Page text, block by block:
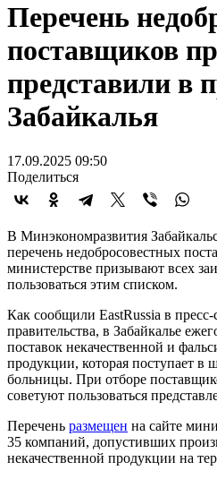
Перечень
поставщиков
представили в
Забайкалья
17.09.2025 09:50
Поделиться
В Минэкономразвития
перечень недобросовестных
министерстве призывают всех
пользоваться этим списком.
Как сообщили EastRussia в
правительства, в Забайкалье
поставок некачественной и
продукции, которая поступает в
больницы. При отборе
советуют пользоваться
Перечень размещен на сайте
35 компаний, допустивших
некачественной продукции на